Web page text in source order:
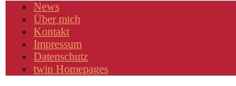
News
Über mich
Kontakt
Impressum
Datenschutz
twin Homepages